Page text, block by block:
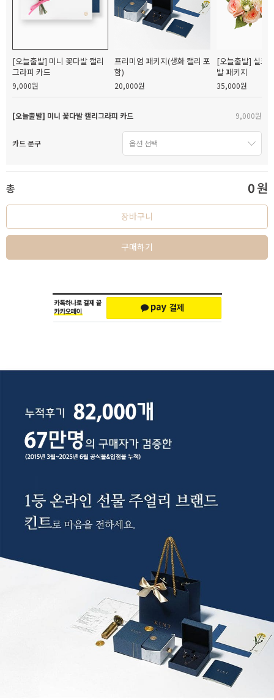
[오늘출발] 미니 꽃다발 캘리
그라피 카드
9,000원
프리미엄 패키지(생화 캘리 포
함)
20,000원
[오늘출발] 실크
발 패키지
35,000원
[오늘출발] 미니 꽃다발 캘리그라피 카드 9,000원
카드 문구
총 0원
장바구니
구매하기